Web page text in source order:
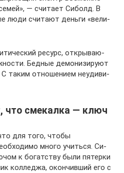
— счи­та­ет Сиболд. В
люди счи­та­ют день­ги «ве­ли­
ре­сурс, от­кры­ва­ю­
Бед­ные де­мо­ни­зи­ру­ют
таким от­но­ше­ни­ем неуди­ви­
что смекалка — ключ
для того, чтобы
много учиться. Си­
к бо­гат­ству были пя­тер­ки
кол­ле­джа, окон­чив­ший его с